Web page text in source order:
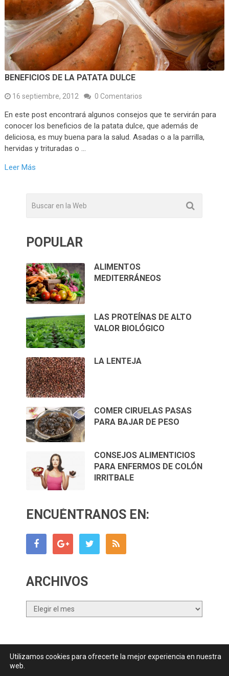
BENEFICIOS DE LA PATATA DULCE
16 septiembre, 2012 0 Comentarios
En este post encontrará algunos consejos que te servirán para
conocer los beneficios de la patata dulce, que además de
deliciosa, es muy buena para la salud. Asadas o a la parrilla,
hervidas y trituradas o …
Leer Más
POPULAR
ALIMENTOS
MEDITERRÁNEOS
LAS PROTEÍNAS DE ALTO
VALOR BIOLÓGICO
LA LENTEJA
COMER CIRUELAS PASAS
PARA BAJAR DE PESO
CONSEJOS ALIMENTICIOS
PARA ENFERMOS DE COLÓN
IRRITBALE
ENCUÉNTRANOS EN:
ARCHIVOS
Archivos
Utilizamos cookies para ofrecerte la mejor experiencia en nuestra
web.